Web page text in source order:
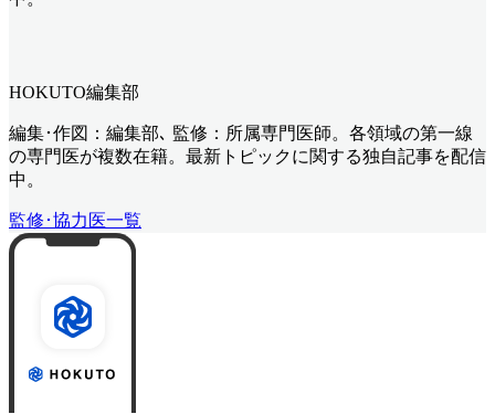
HOKUTO編集部
編集･作図：編集部､ 監修：所属専門医師。各領域の第一線
の専門医が複数在籍。最新トピックに関する独自記事を配信
中。
監修･協力医一覧